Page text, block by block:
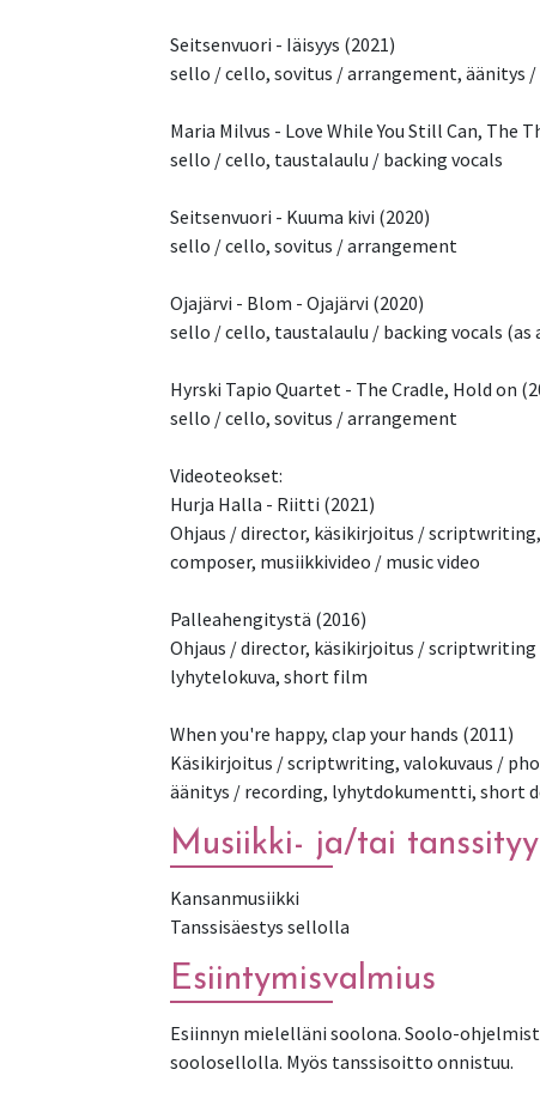
Seitsenvuori - Iäisyys (2021)
sello / cello, sovitus / arrangement, äänitys
Maria Milvus - Love While You Still Can, The
sello / cello, taustalaulu / backing vocals
Seitsenvuori - Kuuma kivi (2020)
sello / cello, sovitus / arrangement
Ojajärvi - Blom - Ojajärvi (2020)
sello / cello, taustalaulu / backing vocals (as
Hyrski Tapio Quartet - The Cradle, Hold on
sello / cello, sovitus / arrangement
Videoteokset:
Hurja Halla - Riitti (2021)
Ohjaus / director, käsikirjoitus /
composer, musiikkivideo / music video
Palleahengitystä (2016)
Ohjaus / director, käsikirjoitus / scriptwriting
lyhytelokuva, short film
When you're happy, clap your hands (2011)
Käsikirjoitus / scriptwriting, valokuvaus /
äänitys / recording, lyhytdokumentti, short
Musiikki- ja/tai
Kansanmusiikki
Tanssisäestys sellolla
Esiintymisvalmius
Esiinnyn mielelläni soolona. Soolo-
soolosellolla. Myös tanssisoitto onnistuu.